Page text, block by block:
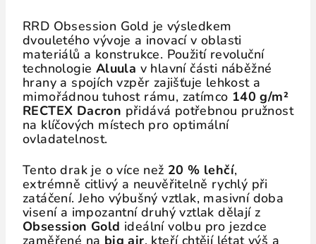
RRD Obsession Gold je výsledkem
dvouletého vývoje a inovací v oblasti
materiálů a konstrukce. Použití revoluční
technologie Aluula v hlavní části náběžné
hrany a spojích vzpěr zajišťuje lehkost a
mimořádnou tuhost rámu, zatímco 140 g/m²
RECTEX Dacron přidává potřebnou pružnost
na klíčových místech pro optimální
ovladatelnost.
Tento drak je o více než 20 % lehčí,
extrémně citlivý a neuvěřitelně rychlý při
zatáčení. Jeho výbušný vztlak, masivní doba
visení a impozantní druhý vztlak dělají z
Obsession Gold ideální volbu pro jezdce
zaměřené na big air, kteří chtějí létat výš a